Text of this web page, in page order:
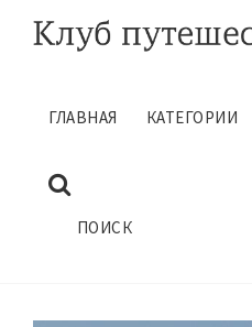
ГЛАВНАЯ КАТЕГОРИИ
ПОИСК
СОВЕТЫ